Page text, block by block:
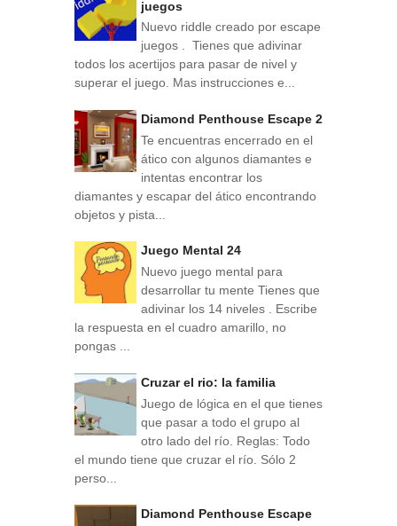
juegos
Nuevo riddle creado por escape
juegos . Tienes que adivinar
todos los acertijos para pasar de nivel y
superar el juego. Mas instrucciones e...
Diamond Penthouse Escape 2
Te encuentras encerrado en el
ático con algunos diamantes e
intentas encontrar los
diamantes y escapar del ático encontrando
objetos y pista...
Juego Mental 24
Nuevo juego mental para
desarrollar tu mente Tienes que
adivinar los 14 niveles . Escribe
la respuesta en el cuadro amarillo, no
pongas ...
Cruzar el rio: la familia
Juego de lógica en el que tienes
que pasar a todo el grupo al
otro lado del río. Reglas: Todo
el mundo tiene que cruzar el río. Sólo 2
perso...
Diamond Penthouse Escape